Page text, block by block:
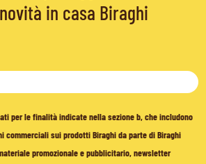
in casa Biraghi
per le finalità indicate nella sezione b, che includono
commerciali sui prodotti Biraghi da parte di Biraghi
promozionale e pubblicitario, newsletter